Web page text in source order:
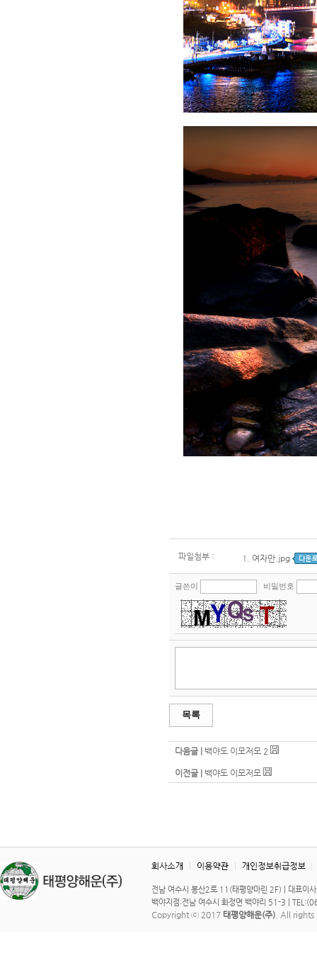
파일첨부 : 1. 여자만.jpg
글쓴이 비밀번호
목록
다음글 | 백야도 이모저모 2
이전글 | 백야도 이모저모
전남 여수시 봉산2로 11(태평양마린 2F) | 대표
백야지점:전남 여수시 화정면 백야리 51-3 |
Copyright ⓒ 2017 태평양해운(주) . All